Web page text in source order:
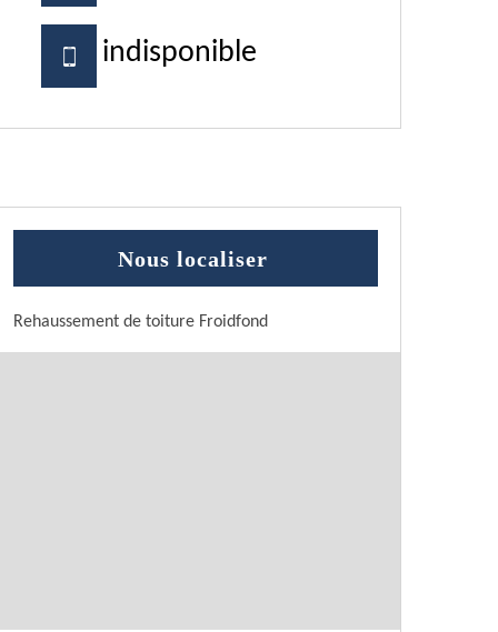
indisponible
Nous localiser
Rehaussement de toiture Froidfond